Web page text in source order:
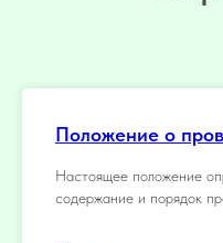
Положение о
Настоящее положение
содержание и порядок